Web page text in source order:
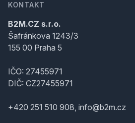
KONTAKT
B2M.CZ s.r.o.
Šafránkova 1243/3
155 00 Praha 5
IČO: 27455971
DIČ: CZ27455971
+420 251 510 908, info@b2m.cz